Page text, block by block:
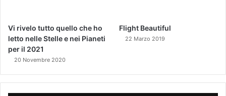
Vi rivelo tutto quello che ho
letto nelle Stelle e nei Pianeti
per il 2021
20 Novembre 2020
Flight Beautiful
22 Marzo 2019